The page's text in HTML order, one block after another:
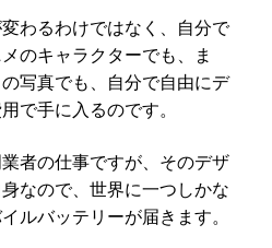
わるわけではなく、自分で
のキャラクターでも、ま
写真でも、自分で自由にデ
で手に入るのです。
者の仕事ですが、そのデザ
なので、世界に一つしかな
ルバッテリーが届きます。